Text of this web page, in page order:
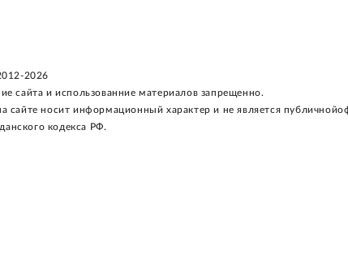
2026
сайта и использованние материалов запрещенно.
сайте носит информационный характер и не является
кодекса РФ.